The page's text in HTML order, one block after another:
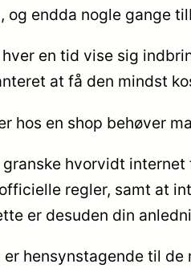
og endda nogle gange
en tid vise sig
at få den mindst
hos en shop behøver
granske hvorvidt
regler, samt at
er desuden din
hensynstagende til